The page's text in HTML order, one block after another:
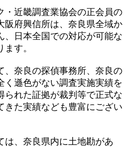
・近畿調査業協会の正会員の
阪府興信所は、奈良県全域か
、日本全国での対応が可能な
す。
、奈良の探偵事務所、奈良の
く遜色がない調査実施実績を
られた証拠が裁判等で正式な
きた実績なども豊富にござい
は、奈良県内に土地勘があ